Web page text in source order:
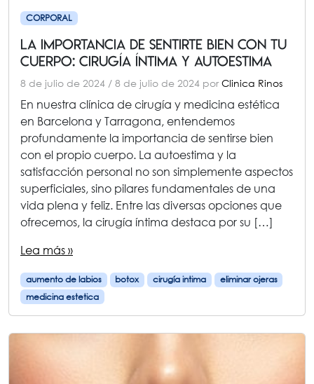
CORPORAL
La Importancia de Sentirte Bien con tu
Cuerpo: Cirugía Íntima y Autoestima
8 de julio de 2024 / 8 de julio de 2024 porClinica Rinos
En nuestra clínica de cirugía y medicina estética
en Barcelona y Tarragona, entendemos
profundamente la importancia de sentirse bien
con el propio cuerpo. La autoestima y la
satisfacción personal no son simplemente aspectos
superficiales, sino pilares fundamentales de una
vida plena y feliz. Entre las diversas opciones que
ofrecemos, la cirugía íntima destaca por su […]
Lea más »
aumento de labios botox cirugía intima
eliminar ojeras
medicina estetica